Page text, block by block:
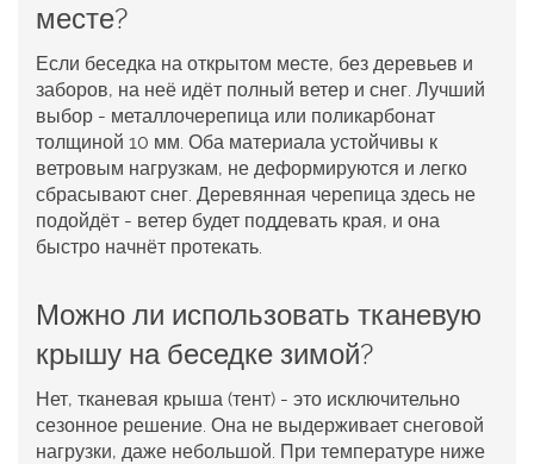
месте?
Если беседка на открытом месте, без деревьев и
заборов, на неё идёт полный ветер и снег. Лучший
выбор - металлочерепица или поликарбонат
толщиной 10 мм. Оба материала устойчивы к
ветровым нагрузкам, не деформируются и легко
сбрасывают снег. Деревянная черепица здесь не
подойдёт - ветер будет поддевать края, и она
быстро начнёт протекать.
Можно ли использовать тканевую
крышу на беседке зимой?
Нет, тканевая крыша (тент) - это исключительно
сезонное решение. Она не выдерживает снеговой
нагрузки, даже небольшой. При температуре ниже